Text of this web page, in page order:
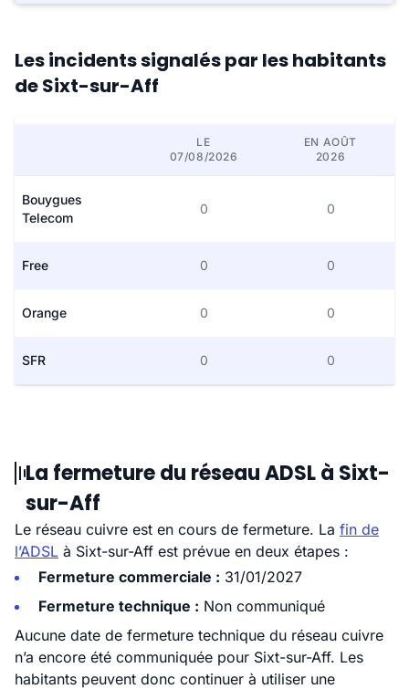
Les incidents signalés par les habitants
de Sixt-sur-Aff
LE
07/08/2026
EN AOÛT
2026
Bouygues
Telecom
0 0
Free 0 0
Orange 0 0
SFR 0 0
La fermeture du réseau ADSL à Sixt-
sur-Aff
Le réseau cuivre est en cours de fermeture. La fin de
l’ADSL à Sixt-sur-Aff est prévue en deux étapes :
Fermeture commerciale : 31/01/2027
Fermeture technique : Non communiqué
Aucune date de fermeture technique du réseau cuivre
n’a encore été communiquée pour Sixt-sur-Aff. Les
habitants peuvent donc continuer à utiliser une